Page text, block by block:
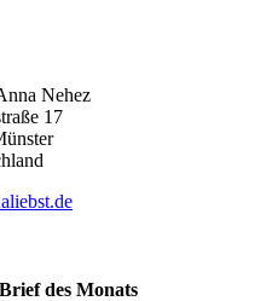
Nehez
17
des Monats